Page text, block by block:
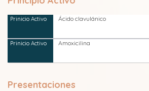
Ácido clavulánico
Amoxicilina
Presentaciones